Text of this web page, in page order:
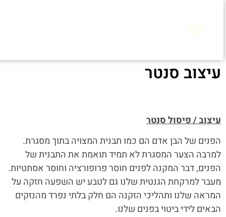
עיצוב סנטר
עיצוב / פיסול סנטר
הפנים של הבן אדם הם כמו תבנית המצויה בתוך מסגרת.
למרבה הצער המסגרת לא תמיד תואמת את התבנית של
הפנים, דבר המקנה לפנים חוסר פרופורציה וחוסר אסתטיות.
מעבר למרקחת הגנטית שלנו גם לטבע יש השפעה חזקה על
המראה שלנו ותהליכי הזקנה הם חלק בלתי נפרד מהנזקים
הבאים לידי ביטוי בפנים שלנו.